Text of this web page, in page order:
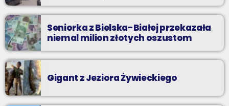
Seniorka z Bielska-Białej przekazała
niemal milion złotych oszustom
Gigant z Jeziora Żywieckiego